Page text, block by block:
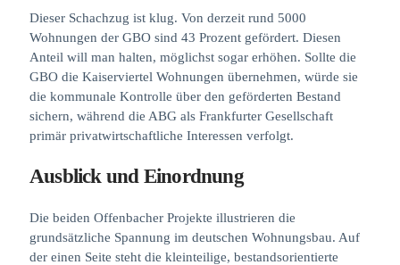
Dieser Schachzug ist klug. Von derzeit rund 5000
Wohnungen der GBO sind 43 Prozent gefördert. Diesen
Anteil will man halten, möglichst sogar erhöhen. Sollte die
GBO die Kaiserviertel Wohnungen übernehmen, würde sie
die kommunale Kontrolle über den geförderten Bestand
sichern, während die ABG als Frankfurter Gesellschaft
primär privatwirtschaftliche Interessen verfolgt.
Ausblick und Einordnung
Die beiden Offenbacher Projekte illustrieren die
grundsätzliche Spannung im deutschen Wohnungsbau. Auf
der einen Seite steht die kleinteilige, bestandsorientierte